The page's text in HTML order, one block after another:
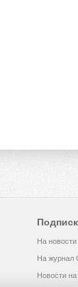
На новости
На журнал
Новости